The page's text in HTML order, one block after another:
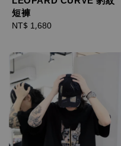
短褲
Regular
NT$ 1,680